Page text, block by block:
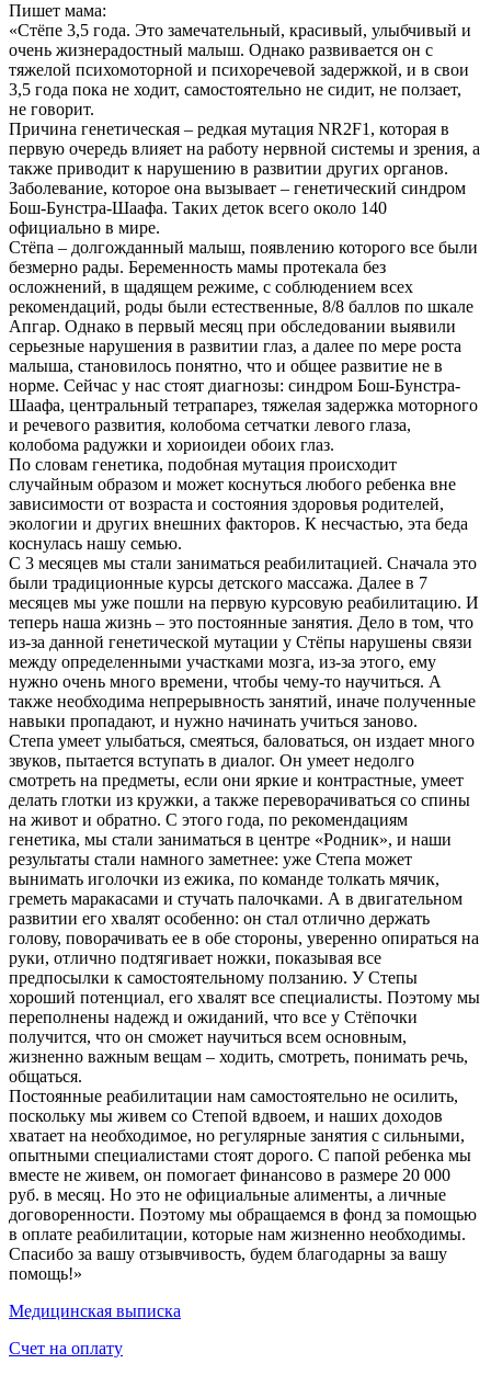
Пишет мама:
«Стёпе 3,5 года. Это замечательный, красивый, улыбчивый и
очень жизнерадостный малыш. Однако развивается он с
тяжелой психомоторной и психоречевой задержкой, и в свои
3,5 года пока не ходит, самостоятельно не сидит, не ползает,
не говорит.
Причина генетическая – редкая мутация NR2F1, которая в
первую очередь влияет на работу нервной системы и зрения, а
также приводит к нарушению в развитии других органов.
Заболевание, которое она вызывает – генетический синдром
Бош-Бунстра-Шаафа. Таких деток всего около 140
официально в мире.
Стёпа – долгожданный малыш, появлению которого все были
безмерно рады. Беременность мамы протекала без
осложнений, в щадящем режиме, с соблюдением всех
рекомендаций, роды были естественные, 8/8 баллов по шкале
Апгар. Однако в первый месяц при обследовании выявили
серьезные нарушения в развитии глаз, а далее по мере роста
малыша, становилось понятно, что и общее развитие не в
норме. Сейчас у нас стоят диагнозы: синдром Бош-Бунстра-
Шаафа, центральный тетрапарез, тяжелая задержка моторного
и речевого развития, колобома сетчатки левого глаза,
колобома радужки и хориоидеи обоих глаз.
По словам генетика, подобная мутация происходит
случайным образом и может коснуться любого ребенка вне
зависимости от возраста и состояния здоровья родителей,
экологии и других внешних факторов. К несчастью, эта беда
коснулась нашу семью.
С 3 месяцев мы стали заниматься реабилитацией. Сначала это
были традиционные курсы детского массажа. Далее в 7
месяцев мы уже пошли на первую курсовую реабилитацию. И
теперь наша жизнь – это постоянные занятия. Дело в том, что
из-за данной генетической мутации у Стёпы нарушены связи
между определенными участками мозга, из-за этого, ему
нужно очень много времени, чтобы чему-то научиться. А
также необходима непрерывность занятий, иначе полученные
навыки пропадают, и нужно начинать учиться заново.
Степа умеет улыбаться, смеяться, баловаться, он издает много
звуков, пытается вступать в диалог. Он умеет недолго
смотреть на предметы, если они яркие и контрастные, умеет
делать глотки из кружки, а также переворачиваться со спины
на живот и обратно. С этого года, по рекомендациям
генетика, мы стали заниматься в центре «Родник», и наши
результаты стали намного заметнее: уже Степа может
вынимать иголочки из ежика, по команде толкать мячик,
греметь маракасами и стучать палочками. А в двигательном
развитии его хвалят особенно: он стал отлично держать
голову, поворачивать ее в обе стороны, уверенно опираться на
руки, отлично подтягивает ножки, показывая все
предпосылки к самостоятельному ползанию. У Степы
хороший потенциал, его хвалят все специалисты. Поэтому мы
переполнены надежд и ожиданий, что все у Стёпочки
получится, что он сможет научиться всем основным,
жизненно важным вещам – ходить, смотреть, понимать речь,
общаться.
Постоянные реабилитации нам самостоятельно не осилить,
поскольку мы живем со Степой вдвоем, и наших доходов
хватает на необходимое, но регулярные занятия с сильными,
опытными специалистами стоят дорого. С папой ребенка мы
вместе не живем, он помогает финансово в размере 20 000
руб. в месяц. Но это не официальные алименты, а личные
договоренности. Поэтому мы обращаемся в фонд за помощью
в оплате реабилитации, которые нам жизненно необходимы.
Спасибо за вашу отзывчивость, будем благодарны за вашу
помощь!»
Медицинская выписка
Счет на оплату